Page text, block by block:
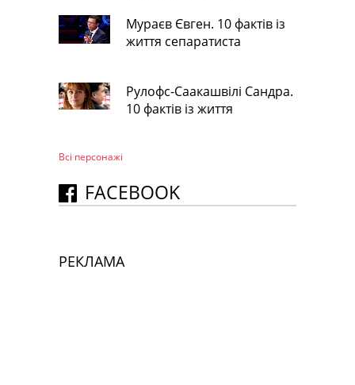
Мураєв Євген. 10 фактів із
життя сепаратиста
Рулофс-Саакашвілі Сандра.
10 фактів із життя
Всі персонажi
FACEBOOK
РЕКЛАМА